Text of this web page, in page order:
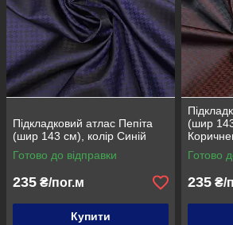
Підкладковий атлас Пепіта
(шир 143 см), колір Синій
Готово до відправки
235 ₴/пог.м
Купити
(шир
Готово
235 ₴/